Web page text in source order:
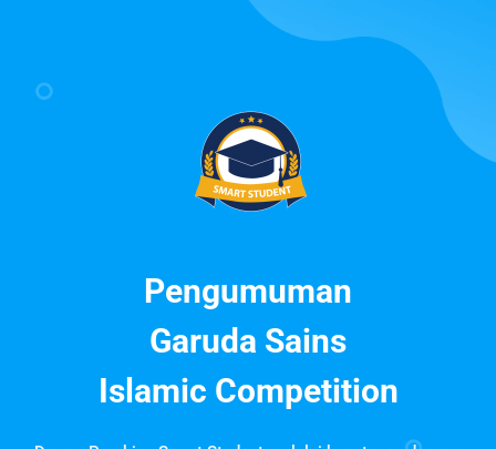
Pengumuman
Garuda Sains
Islamic Competition